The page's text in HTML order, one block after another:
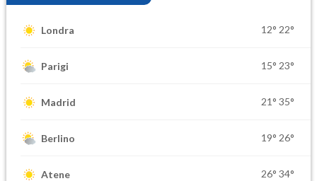
Londra 12° 22°
Parigi 15° 23°
Madrid 21° 35°
Berlino 19° 26°
Atene 26° 34°